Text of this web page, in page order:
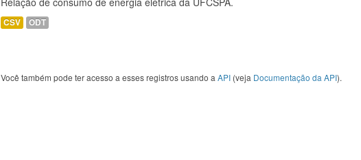
CSV ODT
Você também pode ter acesso a esses registros usando a API (veja Documentação da API).